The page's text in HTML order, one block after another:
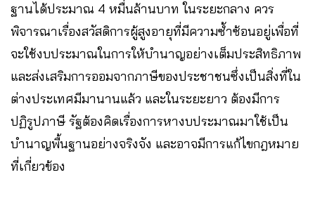
ฐานได้ประมาณ 4 หมื่นล้านบาท ในระยะกลาง ควร
พิจารณาเรื่องสวัสดิการผู้สูงอายุที่มีความซ้ำซ้อนอยู่เพื่อที่
จะใช้งบประมาณในการให้บำนาญอย่างเต็มประสิทธิภาพ
และส่งเสริมการออมจากภาษีของประชาชนซึ่งเป็นสิ่งที่ใน
ต่างประเทศมีมานานแล้ว และในระยะยาว ต้องมีการ
ปฏิรูปภาษี รัฐต้องคิดเรื่องการหางบประมาณมาใช้เป็น
บำนาญพื้นฐานอย่างจริงจัง และอาจมีการแก้ไขกฎหมาย
ที่เกี่ยวข้อง